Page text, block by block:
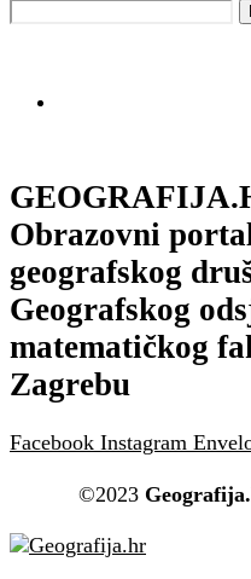
Obrazovni
geografskog
Geografskog
matematičkog
Zagrebu
Facebook Instagram
©2023